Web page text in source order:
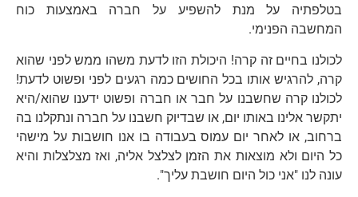
בטלפתיה על מנת להשפיע על חברה באמצעות כוח
המחשבה הפנימי.
לכולנו בחיים זה קרה! היכולת הזו לדעת משהו ממש לפני שהוא
קרה, להרגיש אותו בכל החושים כמה רגעים לפני ופשוט לדעת!
לכולנו קרה שחשבנו על חבר או חברה ופשוט ידענו שהוא/היא
יתקשר אלינו באותו יום, או שבדיוק חשבנו על חברה ונתקלנו בה
ברחוב, או לאחר יום עמוס בעבודה בו אנו חושבות על מישהי
כל היום ולא מוצאות את הזמן לצלצל אליה, ואז מצלצלות והיא
עונה לנו "אני כול היום חושבת עליך".